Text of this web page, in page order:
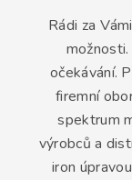
Rádi za
očekávání.
firemní
spektrum
výrobců a
iron
SE
Zapomněl/a
jsme heslo